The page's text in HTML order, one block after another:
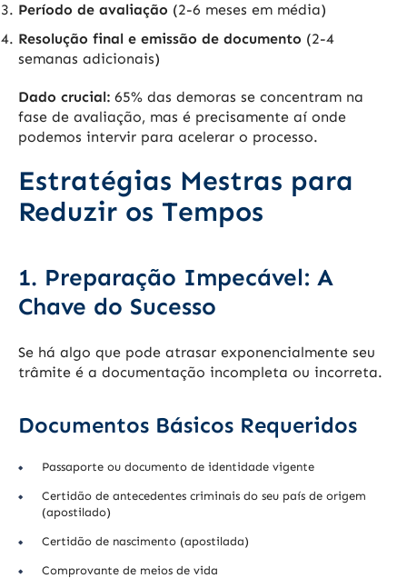
Período de avaliação (2-6 meses em média)
Resolução final e emissão de documento (2-4
semanas adicionais)
Dado crucial: 65% das demoras se concentram na
fase de avaliação, mas é precisamente aí onde
podemos intervir para acelerar o processo.
Estratégias Mestras para
Reduzir os Tempos
1. Preparação Impecável: A
Chave do Sucesso
Se há algo que pode atrasar exponencialmente seu
trâmite é a documentação incompleta ou incorreta.
Documentos Básicos Requeridos
Passaporte ou documento de identidade vigente
Certidão de antecedentes criminais do seu país de origem
(apostilado)
Certidão de nascimento (apostilada)
Comprovante de meios de vida